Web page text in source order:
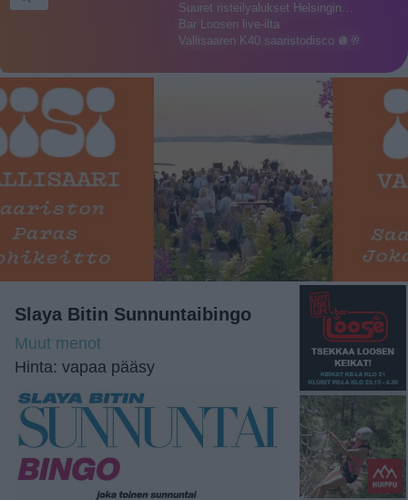
Suuret risteilyalukset Helsingin…
Bar Loosen live-ilta
Vallisaaren K40 saaristodisco 🪩🥂
Slaya Bitin Sunnuntaibingo
Muut menot
Hinta: vapaa pääsy